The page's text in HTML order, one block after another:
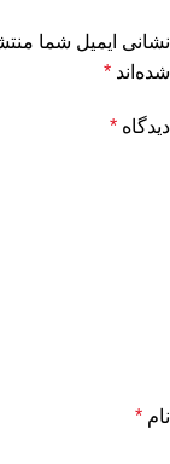
نشانی ایمیل شما
شده‌اند *
دیدگاه *
نام *